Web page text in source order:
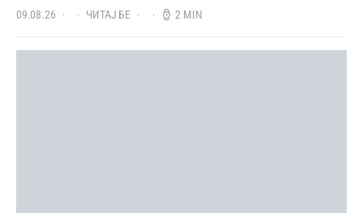
09.08.26 ЧИТАЈ БЕ 2 MIN